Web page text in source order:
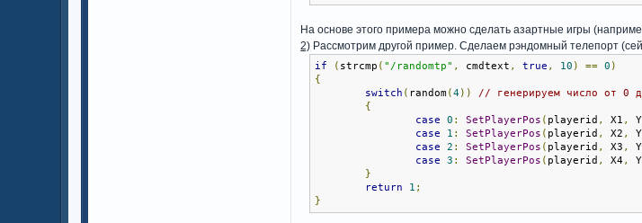
На основе этого примера можно сделать азартные игры
2) Рассмотрим другой пример. Сделаем рэндомный телепорт
if ( strcmp ( "/randomtp" , cmdtext , true , 10 ) == 0 )
{
switch ( random(4))
// генерируем число от 0
{
case
0 : SetPlayerPos ( playerid , X1 ,
case
1 : SetPlayerPos ( playerid , X2 ,
case
2 : SetPlayerPos ( playerid , X3 ,
case
3 : SetPlayerPos ( playerid , X4,
}
return
1 ;
}